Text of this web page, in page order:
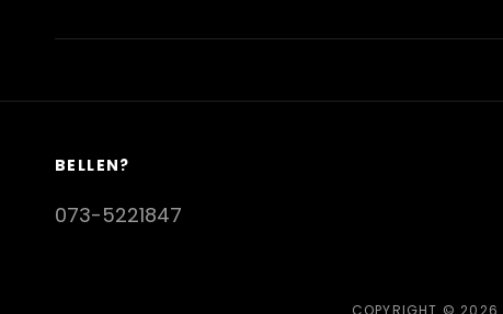
BELLEN?
073-5221847
COPYRIGHT © 2026